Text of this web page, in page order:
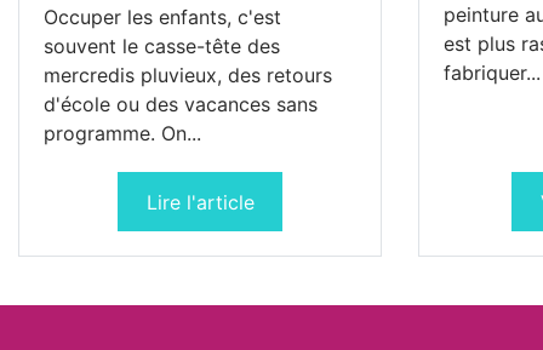
Occuper les enfants, c'est
souvent le casse-tête des
mercredis pluvieux, des retours
d'école ou des vacances sans
programme. On...
Lire l'article
peinture
est plus
fabriquer...